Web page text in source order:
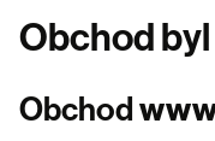
Obchod
Obchod